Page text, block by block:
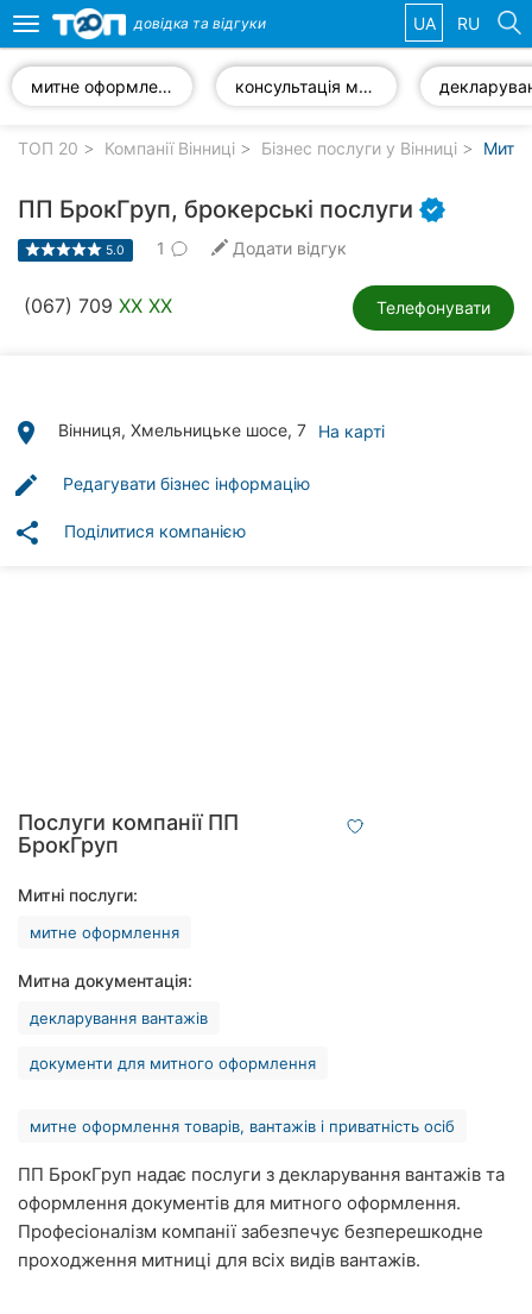
компанії
клініки
Автошколи
Всі
міста:
Вінниця
Житомир
Тернопіль
Кропивницький
Київ
Toggle
navigation
довідка та відгуки UA RU
митне оформлення консультація митного брокера
ТОП 20 Компанії Вінниці Бізнес послуги у Вінниці
ПП БрокГруп, брокерські послуги
5.0 1 Додати відгук
(067) 709 XX XX Телефонувати
place Вінниця, Хмельницьке шосе, 7 На карті
edit Редагувати бізнес інформацію
share Поділитися компанією
Послуги компанії ПП
БрокГруп
Митні послуги:
митне оформлення
Митна документація:
декларування вантажів
документи для митного оформлення
митне оформлення товарів, вантажів і приватність осіб
ПП БрокГруп надає послуги з декларування вантажів та
оформлення документів для митного оформлення.
Професіоналізм компанії забезпечує безперешкодне
проходження митниці для всіх видів вантажів.